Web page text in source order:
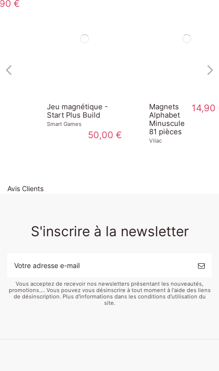
Jeu magnétique -
Start Plus Build
Smart Games
50,00 €
Magnets
Alphabet
Minuscule
81 pièces
14,90 €
Avis Clients
S'inscrire à la newsletter
Vous acceptez de recevoir nos newsletters présentant les nouveautés,
promotions.... Vous pouvez vous désinscrire à tout moment à l'aide des liens
de désinscription. Plus d'informations dans les conditions d'utilisation du
site.